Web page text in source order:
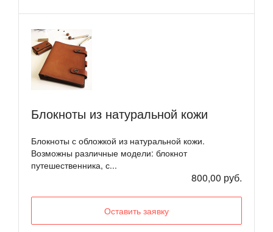
Блокноты из натуральной кожи
Блокноты с обложкой из натуральной кожи.
Возможны различные модели: блокнот
путешественника, с...
800,00 руб.
Оставить заявку